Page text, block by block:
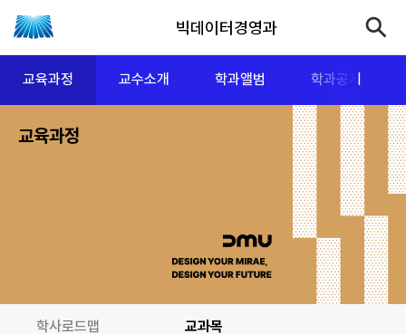
빅데이터경영과
교육과정 교수소개 학과앨범 학과공지
교육과정
학사로드맵 교과목